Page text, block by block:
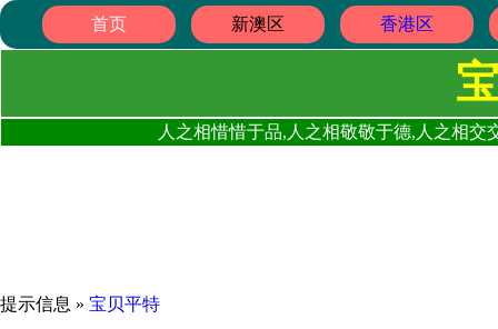
首页 新澳区 香港区
人之相惜惜于品,人之相敬敬于德,人之相
提示信息 » 宝贝平特